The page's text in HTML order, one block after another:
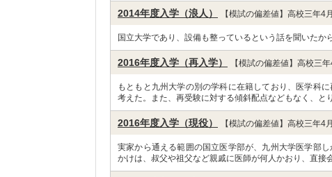
2014年度入学（浪人） 【模試の偏差値】高校三年
国立大学であり、設備も整っているという話を聞いた
2016年度入学（再入学） 【模試の偏差値】高校三
もともと九州大学の別の学科に在籍しており、医学科
考えた。また、再受験に対する傾斜配点などもなく、と
2016年度入学（現役） 【模試の偏差値】高校三年
実家から通える範囲の国立医学部が、九州大学医学部
かけは、叔父や祖父など親戚に医師が何人かおり、直接